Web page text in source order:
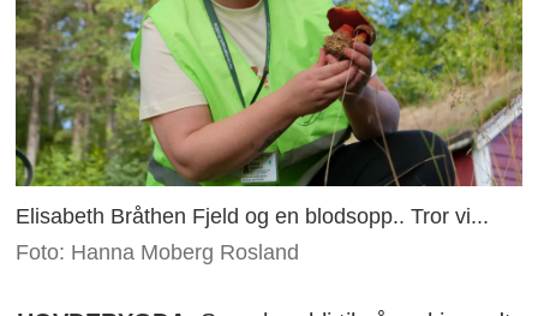
Elisabeth Bråthen Fjeld og en blodsopp.. Tror vi...
Foto: Hanna Moberg Rosland